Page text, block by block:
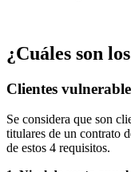
¿Cuáles son
Clientes
Se considera que son
titulares de un contrato
de estos 4 requisitos.